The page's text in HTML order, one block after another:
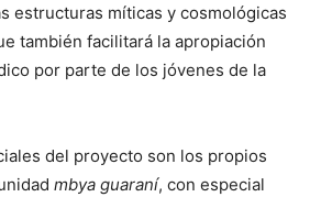
estructuras míticas y cosmológicas
también facilitará la apropiación
por parte de los jóvenes de la
del proyecto son los propios
mbya guaraní, con especial